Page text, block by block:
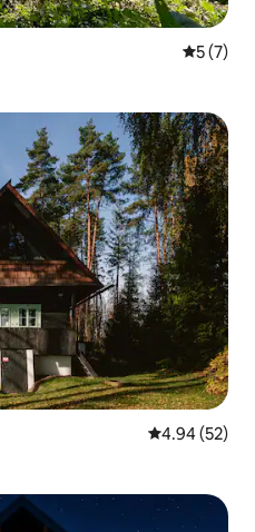
平均评分
5 (7)
平均评分
4.94 (52)